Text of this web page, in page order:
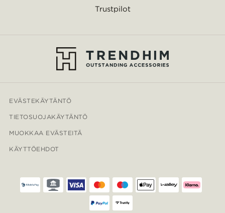
Trustpilot
EVÄSTEKÄYTÄNTÖ
TIETOSUOJAKÄYTÄNTÖ
MUOKKAA EVÄSTEITÄ
KÄYTTÖEHDOT